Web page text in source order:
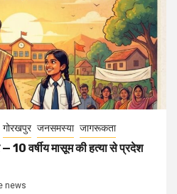
गोरखपुर जनसमस्या जागरूकता
— 10 वर्षीय मासूम की हत्या से प्रदेश
news